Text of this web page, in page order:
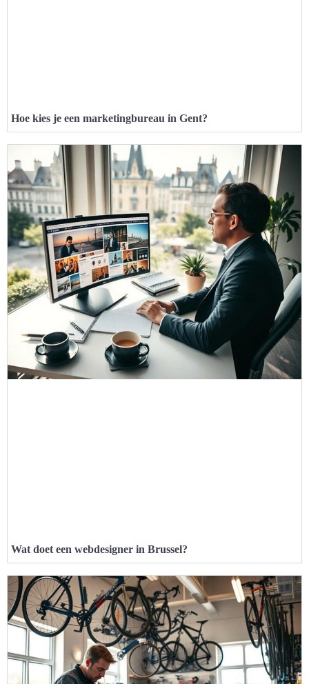
Hoe kies je een marketingbureau in Gent?
Wat doet een webdesigner in Brussel?